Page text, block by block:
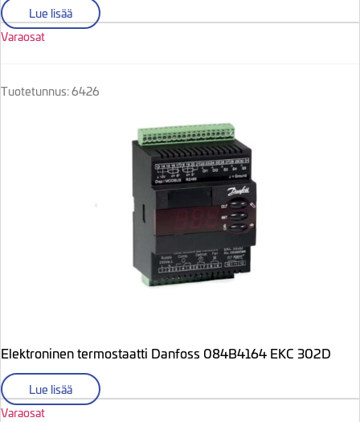
Lue lisää
Varaosat
Tuotetunnus: 6426
Elektroninen termostaatti Danfoss 084B4164 EKC 302D
Lue lisää
Varaosat